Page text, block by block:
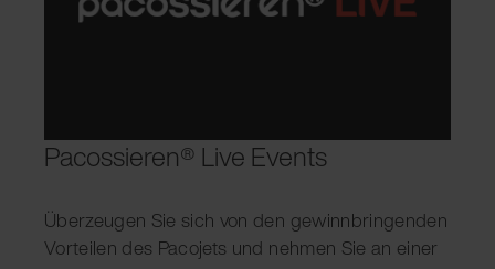
Pacossieren® Live Events
Überzeugen Sie sich von den gewinnbringenden
Vorteilen des Pacojets und nehmen Sie an einer